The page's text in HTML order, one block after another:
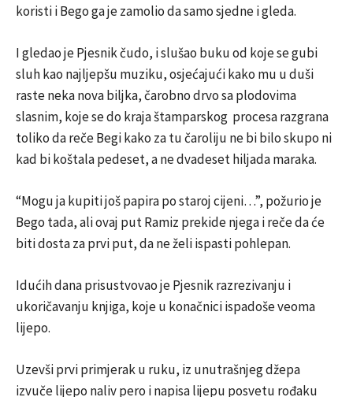
koristi i Bego ga je zamolio da samo sjedne i gleda.
I gledao je Pjesnik čudo, i slušao buku od koje se gubi
sluh kao najljepšu muziku, osjećajući kako mu u duši
raste neka nova biljka, čarobno drvo sa plodovima
slasnim, koje se do kraja štamparskog procesa razgrana
toliko da reče Begi kako za tu čaroliju ne bi bilo skupo ni
kad bi koštala pedeset, a ne dvadeset hiljada maraka.
“Mogu ja kupiti još papira po staroj cijeni…”, požurio je
Bego tada, ali ovaj put Ramiz prekide njega i reče da će
biti dosta za prvi put, da ne želi ispasti pohlepan.
Idućih dana prisustvovao je Pjesnik razrezivanju i
ukoričavanju knjiga, koje u konačnici ispadoše veoma
lijepo.
Uzevši prvi primjerak u ruku, iz unutrašnjeg džepa
izvuče lijepo naliv pero i napisa lijepu posvetu rođaku